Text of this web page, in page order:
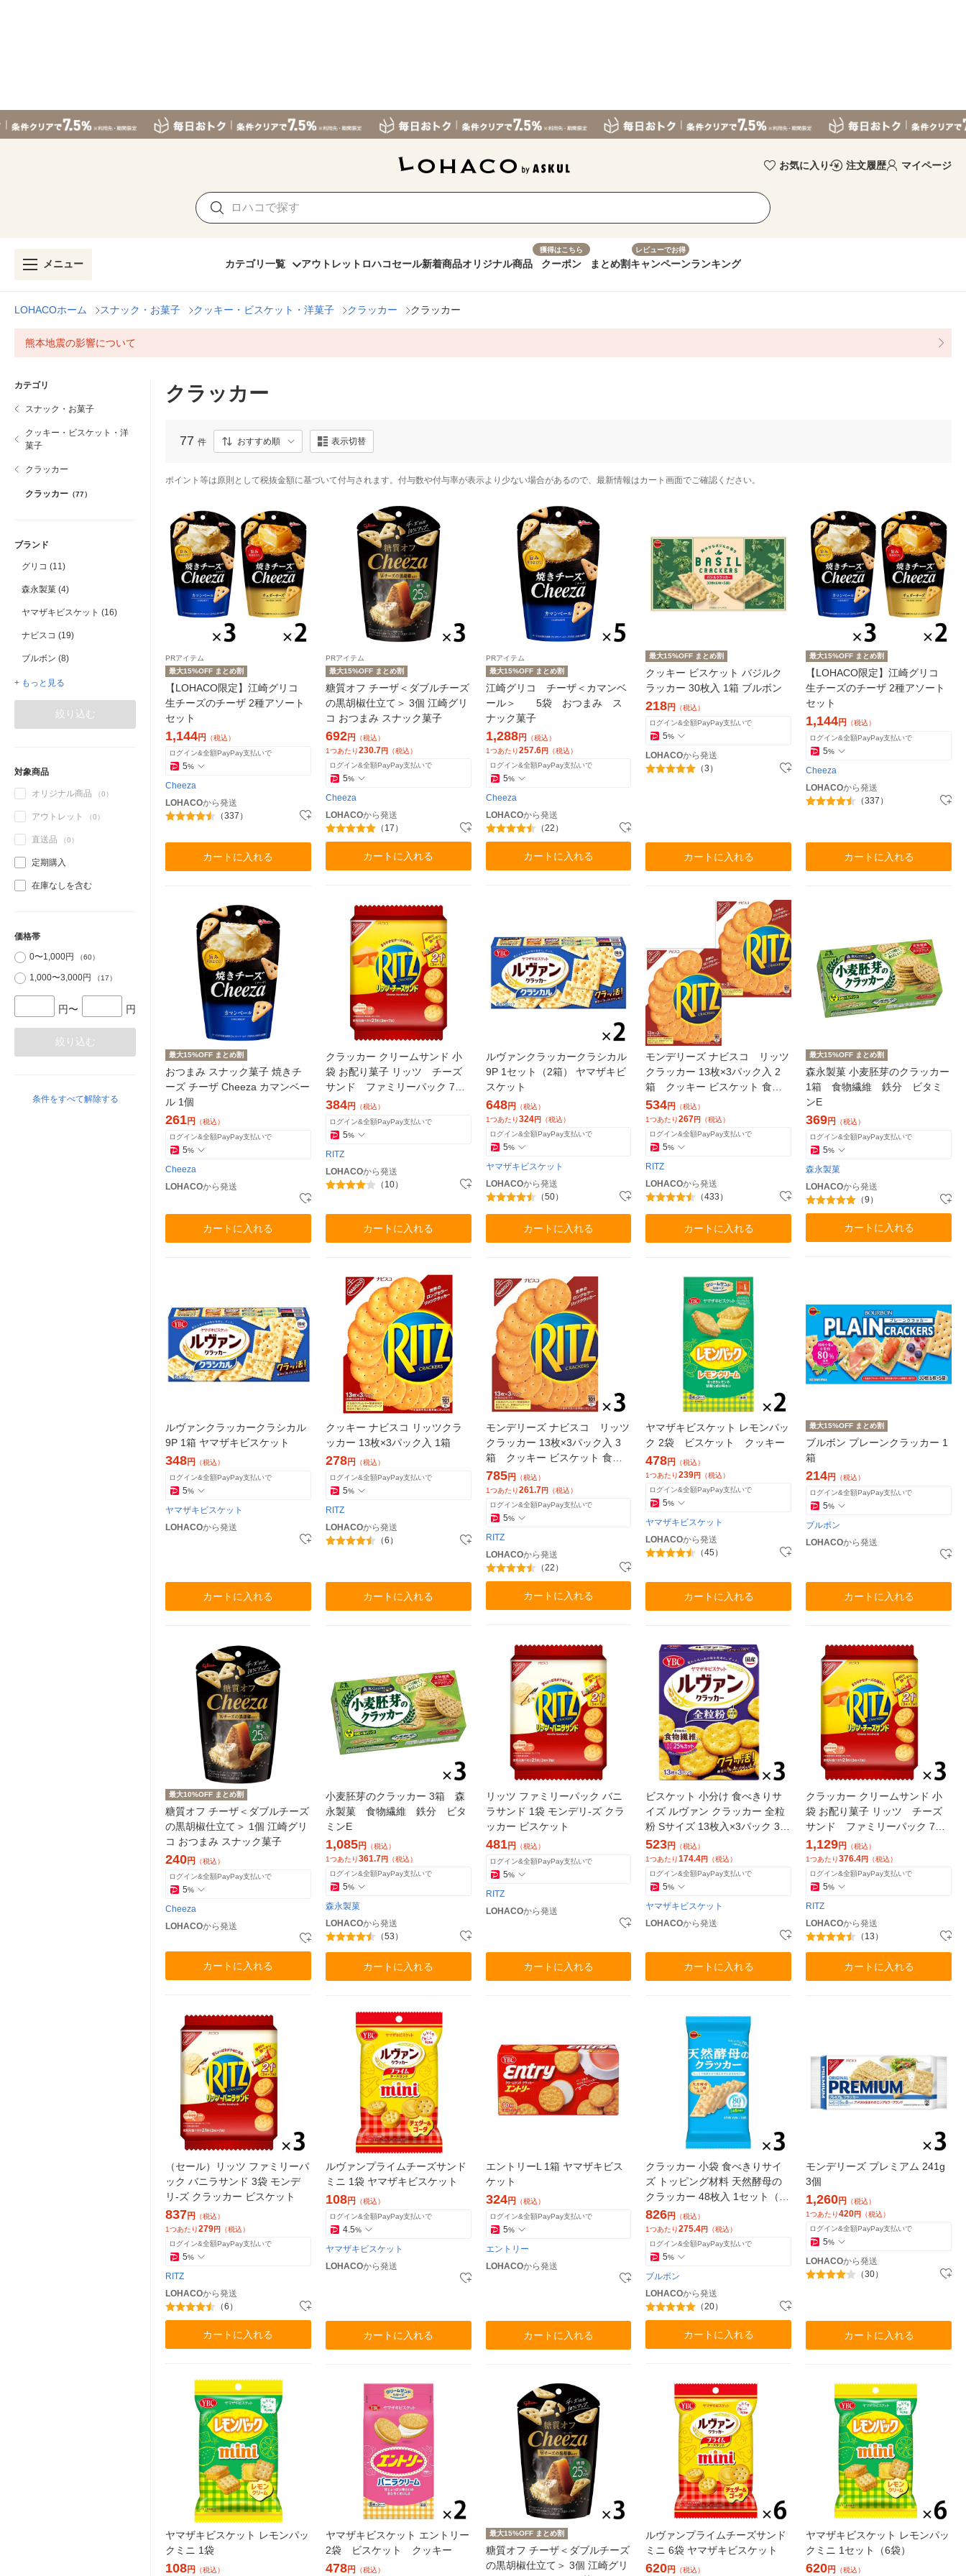
お気に入り 注文履歴 マイページ
メニュー カテゴリ一覧 アウトレット ロハコセール新着商品オリジナル商品
獲得はこちら
クーポン まとめ割
レビューでお得
キャンペーンランキング
LOHACOホーム スナック・お菓子 クッキー・ビスケット・洋菓子 クラッカー クラッカー
熊本地震の影響について
カテゴリ
スナック・お菓子
クッキー・ビスケット・洋
菓子
クラッカー
クラッカー （77）
ブランド
グリコ (11)
森永製菓 (4)
ヤマザキビスケット (16)
ナビスコ (19)
ブルボン (8)
+ もっと見る
絞り込む
対象商品
オリジナル商品 （0）
アウトレット （0）
直送品 （0）
定期購入
在庫なしを含む
価格帯
0〜1,000円
（60）
1,000〜3,000円 （17）
円〜 円
絞り込む
条件をすべて解除する
クラッカー
77 件 おすすめ順 表示切替
ポイント等は原則として税抜金額に基づいて付与されます。付与数や付与率が表示より少ない場合があるので、最新情報はカート画面でご確認ください。
PRアイテム
最大15%OFF まとめ割
【LOHACO限定】江崎グリコ
生チーズのチーザ 2種アソート
セット
1,144円 （税込）
ログイン&全額PayPay支払いで
5%
Cheeza
LOHACOから発送
（337）
カートに入れる
PRアイテム
最大15%OFF まとめ割
糖質オフ チーザ＜ダブルチーズ
の黒胡椒仕立て＞ 3個 江崎グリ
コ おつまみ スナック菓子
692円 （税込）
1つあたり230.7 円 （税込）
ログイン&全額PayPay支払いで
5%
Cheeza
LOHACOから発送
（17）
カートに入れる
PRアイテム
最大15%OFF まとめ割
江崎グリコ チーザ＜カマンベ
ール＞ 5袋 おつまみ ス
ナック菓子
1,288円 （税込）
1つあたり257.6円 （税込）
ログイン&全額PayPay支払いで
5%
Cheeza
LOHACOから発送
（22）
カートに入れる
最大15%OFF まとめ割
クッキー ビスケット バジルク
ラッカー 30枚入 1箱 ブルボン
218円
（税込）
ログイン&全額PayPay支払いで
5%
LOHACOから発送
（3）
カートに入れる
最大15%OFF まとめ割
【LOHACO限定】江崎グリコ
生チーズのチーザ 2種アソート
セット
1,144円
（税込）
ログイン&全額PayPay支払いで
5%
Cheeza
LOHACOから発送
（337）
カートに入れる
最大15%OFF まとめ割
おつまみ スナック菓子 焼きチ
ーズ チーザ Cheeza カマンベー
ル 1個
261円 （税込）
ログイン&全額PayPay支払いで
5%
Cheeza
LOHACOから発送
カートに入れる
クラッカー クリームサンド 小
袋 お配り菓子 リッツ チーズ
サンド ファミリーパック 7袋
入 1個
384円 （税込）
ログイン&全額PayPay支払いで
5%
RITZ
LOHACOから発送
（10）
カートに入れる
ルヴァンクラッカークラシカル
9P 1セット（2箱） ヤマザキビ
スケット
648円 （税込）
1つあたり324円 （税込）
ログイン&全額PayPay支払いで
5%
ヤマザキビスケット
LOHACOから発送
（50）
カートに入れる
モンデリーズ ナビスコ リッツ
クラッカー 13枚×3パック入 2
箱 クッキー ビスケット 食べ
きりサイズ おつまみ
534円
（税込）
1つあたり267円
（税込）
ログイン&全額PayPay支払いで
5%
RITZ
LOHACOから発送
（433）
カートに入れる
最大15%OFF まとめ割
森永製菓 小麦胚芽のクラッカー
1箱 食物繊維 鉄分 ビタミ
ンE
369円
（税込）
ログイン&全額PayPay支払いで
5%
森永製菓
LOHACOから発送
（9）
カートに入れる
ルヴァンクラッカークラシカル
9P 1箱 ヤマザキビスケット
348円
（税込）
ログイン&全額PayPay支払いで
5%
ヤマザキビスケット
LOHACOから発送
カートに入れる
クッキー ナビスコ リッツクラ
ッカー 13枚×3パック入 1箱
278円
（税込）
ログイン&全額PayPay支払いで
5%
RITZ
LOHACOから発送
（6）
カートに入れる
モンデリーズ ナビスコ リッツ
クラッカー 13枚×3パック入 3
箱 クッキー ビスケット 食べ
きりサイズ おつまみ（イチオ
シ）
785円
（税込）
1つあたり261.7 円
（税込）
ログイン&全額PayPay支払いで
5%
RITZ
LOHACOから発送
（22）
カートに入れる
ヤマザキビスケット レモンパッ
ク 2袋 ビスケット クッキー
478円
（税込）
1つあたり239円
（税込）
ログイン&全額PayPay支払いで
5%
ヤマザキビスケット
LOHACOから発送
（45）
カートに入れる
最大15%OFF まとめ割
ブルボン プレーンクラッカー 1
箱
214円
（税込）
ログイン&全額PayPay支払いで
5%
ブルボン
LOHACOから発送
カートに入れる
最大10%OFF まとめ割
糖質オフ チーザ＜ダブルチーズ
の黒胡椒仕立て＞ 1個 江崎グリ
コ おつまみ スナック菓子
240円
（税込）
ログイン&全額PayPay支払いで
5%
Cheeza
LOHACOから発送
カートに入れる
小麦胚芽のクラッカー 3箱 森
永製菓 食物繊維 鉄分 ビタ
ミンE
1,085円
（税込）
1つあたり361.7 円 （税込）
ログイン&全額PayPay支払いで
5%
森永製菓
LOHACOから発送
（53）
カートに入れる
リッツ ファミリーパック バニ
ラサンド 1袋 モンデリ-ズ クラ
ッカー ビスケット
481円
（税込）
ログイン&全額PayPay支払いで
5%
RITZ
LOHACOから発送
カートに入れる
ビスケット 小分け 食べきりサ
イズ ルヴァン クラッカー 全粒
粉 Sサイズ 13枚入×3パック 3個
ヤマザキビスケット
523円
（税込）
1つあたり174.4円
（税込）
ログイン&全額PayPay支払いで
5%
ヤマザキビスケット
LOHACOから発送
カートに入れる
クラッカー クリームサンド 小
袋 お配り菓子 リッツ チーズ
サンド ファミリーパック 7袋
入 1セット（1個×3）
1,129円
（税込）
1つあたり376.4円
（税込）
ログイン&全額PayPay支払いで
5%
RITZ
LOHACOから発送
（13）
カートに入れる
（セール）リッツ ファミリーパ
ック バニラサンド 3袋 モンデ
リ-ズ クラッカー ビスケット
837円
（税込）
1つあたり279円 （税込）
ログイン&全額PayPay支払いで
5%
RITZ
LOHACOから発送
（6）
カートに入れる
ルヴァンプライムチーズサンド
ミニ 1袋 ヤマザキビスケット
108円
（税込）
ログイン&全額PayPay支払いで
4.5%
ヤマザキビスケット
LOHACOから発送
カートに入れる
エントリーL 1箱 ヤマザキビス
ケット
324円
（税込）
ログイン&全額PayPay支払いで
5%
エントリー
LOHACOから発送
カートに入れる
クラッカー 小袋 食べきりサイ
ズ トッピング材料 天然酵母の
クラッカー 48枚入 1セット（1
個×3）
826円
（税込）
1つあたり275.4円
（税込）
ログイン&全額PayPay支払いで
5%
ブルボン
LOHACOから発送
（20）
カートに入れる
モンデリーズ プレミアム 241g
3個
1,260円
（税込）
1つあたり420円
（税込）
ログイン&全額PayPay支払いで
5%
LOHACOから発送
（30）
カートに入れる
ヤマザキビスケット レモンパッ
クミニ 1袋
108円 （税込）
ヤマザキビスケット エントリー
2袋 ビスケット クッキー
478円 （税込）
最大15%OFF まとめ割
糖質オフ チーザ＜ダブルチーズ
の黒胡椒仕立て＞ 3個 江崎グリ
ルヴァンプライムチーズサンド
ミニ 6袋 ヤマザキビスケット
620円 （税込）
ヤマザキビスケット レモンパッ
クミニ 1セット（6袋）
620円 （税込）